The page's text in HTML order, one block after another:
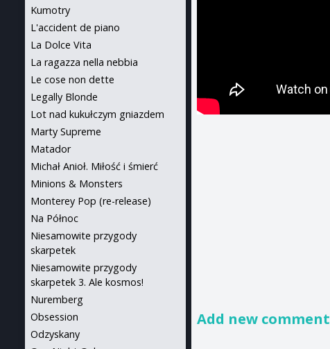
Add new comment
Kumotry
L'accident de piano
La Dolce Vita
La ragazza nella nebbia
Le cose non dette
Legally Blonde
Lot nad kukułczym gniazdem
Marty Supreme
Matador
Michał Anioł. Miłość i śmierć
Minions & Monsters
Monterey Pop (re-release)
Na Północ
Niesamowite przygody
skarpetek
Niesamowite przygody
skarpetek 3. Ale kosmos!
Nuremberg
Obsession
Odzyskany